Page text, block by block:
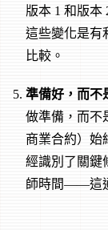
版本 1 和版本
這些變化是有
比較。
準備好，而不
做準備，而不
商業合約）始
經識別了關鍵
師時間——這